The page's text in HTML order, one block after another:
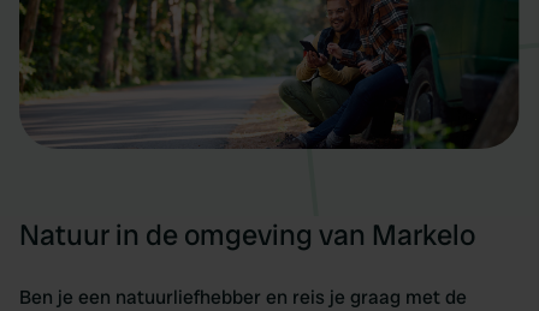
Natuur in de omgeving van Markelo
Ben je een natuurliefhebber en reis je graag met de